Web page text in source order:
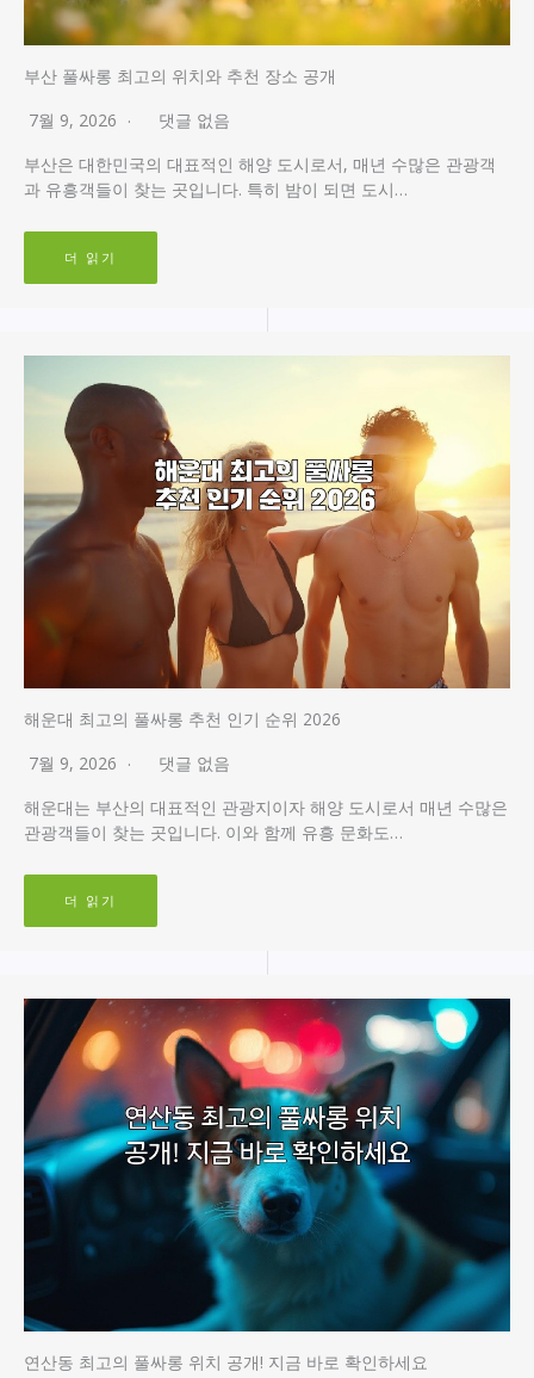
부산 풀싸롱 최고의 위치와 추천 장소 공개
7월 9, 2026
댓글 없음
부산은 대한민국의 대표적인 해양 도시로서, 매년 수많은 관광객
과 유흥객들이 찾는 곳입니다. 특히 밤이 되면 도시…
더 읽기
해운대 최고의 풀싸롱 추천 인기 순위 2026
7월 9, 2026
댓글 없음
해운대는 부산의 대표적인 관광지이자 해양 도시로서 매년 수많은
관광객들이 찾는 곳입니다. 이와 함께 유흥 문화도…
더 읽기
연산동 최고의 풀싸롱 위치 공개! 지금 바로 확인하세요